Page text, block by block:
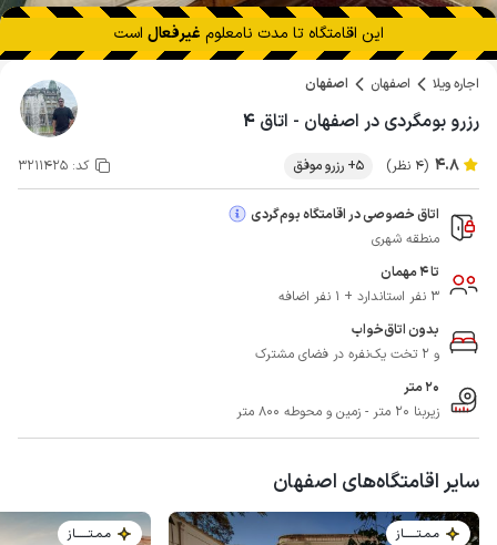
این اقامتگاه تا مدت نامعلوم غیرفعال است
اجاره ویلا اصفهان اصفهان
رزرو بومگردی در اصفهان - اتاق ۴
4.8 (4 نظر) 5+ رزرو موفق کد: 3211425
اتاق خصوصی در اقامتگاه بوم‌گردی
منطقه شهری
تا 4 مهمان
3 نفر استاندارد + 1 نفر اضافه
بدون اتاق‌خواب
و 2 تخت یک‌نفره در فضای مشترک
20 متر
زیربنا 20 متر - زمین و محوطه 800 متر
سایر اقامتگاه‌های اصفهان
مـمـتــــــاز
مـمـتــــــاز